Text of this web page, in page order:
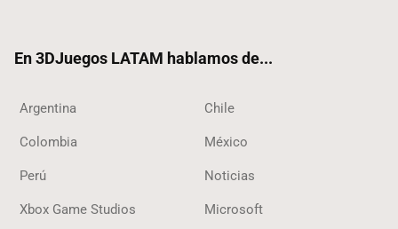
En 3DJuegos LATAM hablamos de...
Argentina Chile
Colombia México
Perú Noticias
Xbox Game Studios Microsoft